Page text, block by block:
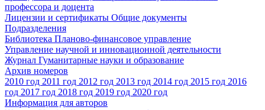
профессора и доцента
Лицензии и сертификаты Общие документы
Подразделения
Библиотека Планово-финансовое управление
Управление научной и инновационной деятельности
Журнал Гуманитарные науки и образование
Архив номеров
2010 год 2011 год 2012 год 2013 год 2014 год 2015 год 2016
год 2017 год 2018 год 2019 год 2020 год
Информация для авторов